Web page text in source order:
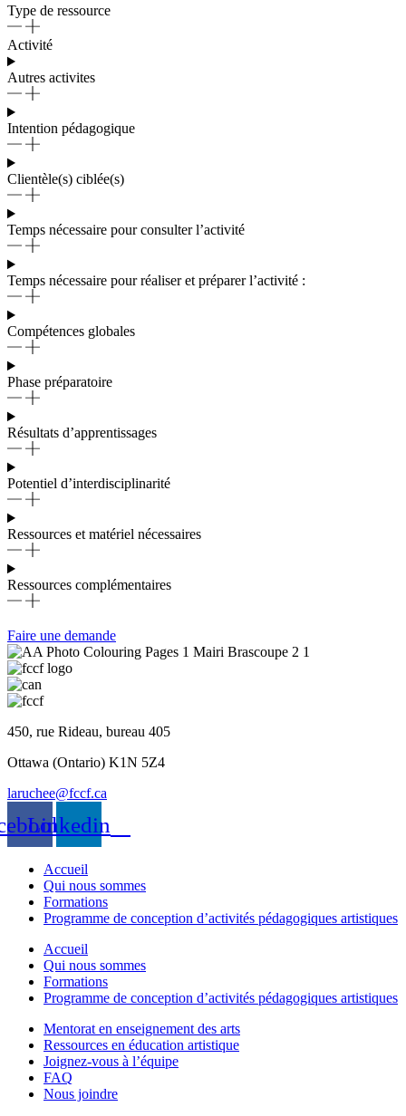
Type de ressource
Activité
Autres activites
Intention pédagogique
Clientèle(s) ciblée(s)
Temps nécessaire pour consulter l’activité
Temps nécessaire pour réaliser et préparer l’activité :
Compétences globales
Phase préparatoire
Résultats d’apprentissages
Potentiel d’interdisciplinarité
Ressources et matériel nécessaires
Ressources complémentaires
Faire une demande
450, rue Rideau, bureau 405
Ottawa (Ontario) K1N 5Z4
laruchee@fccf.ca
Linkedin
Accueil
Qui nous sommes
Formations
Programme de conception d’activités pédagogiques artistiques
Accueil
Qui nous sommes
Formations
Programme de conception d’activités pédagogiques artistiques
Mentorat en enseignement des arts
Ressources en éducation artistique
Joignez-vous à l’équipe
FAQ
Nous joindre